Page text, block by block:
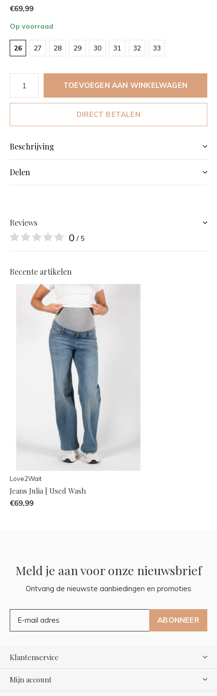
€69,99
Op voorraad
26 27 28 29 30 31 32 33
TOEVOEGEN AAN WINKELWAGEN
DIRECT BETALEN
Beschrijving
Delen
Reviews
0 / 5
Recente artikelen
Love2Wait
Jeans Julia | Used Wash
€69,99
Meld je aan voor onze nieuwsbrief
Ontvang de nieuwste aanbiedingen en promoties
ABONNEER
Klantenservice
Mijn account